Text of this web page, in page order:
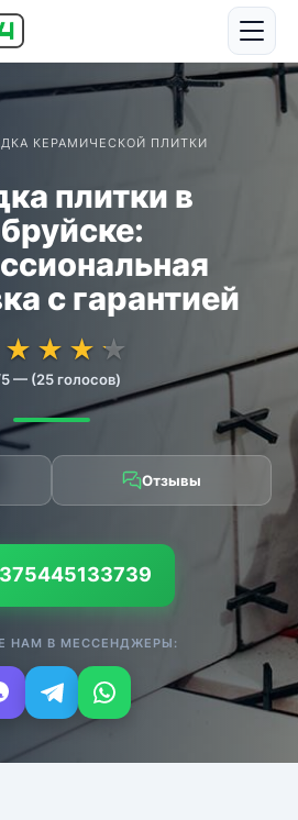
КЕРАМИЧЕСКОЙ ПЛИТКИ
плитки в
с гарантией
★ ★ ★ ★
— (25 голосов)
Отзывы
НАМ В МЕССЕНДЖЕРЫ: